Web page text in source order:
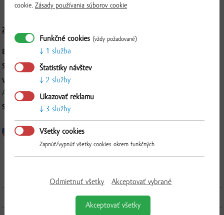
na vašom bohato prestretom stole.
Zloženie a nutričné hodnoty
BALENIE: 200 g
SKUPINOVÉ BALENIE: 6 ks
VÝROBCA:
AGROSUN spol. s r.o., Štúrova 1090/7, 929 01, Dunajská Streda
SPÔSOB SPRACOVANIA:
Ďalšie produkty z tejto kategórie
cookie. Zásady používania súborov cookie
Funkčné cookies (vždy požadované)
1 služba
Štatistiky návštev
2 služby
Ukazovať reklamu
3 služby
Všetky cookies
Zapnúť/vypnúť všetky cookies okrem funkčných
Odmietnuť všetky Akceptovať vybrané
Akceptovať všetky